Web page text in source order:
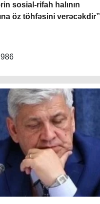
sosial-rifah halının
öz töhfəsini verəcəkdir”
986